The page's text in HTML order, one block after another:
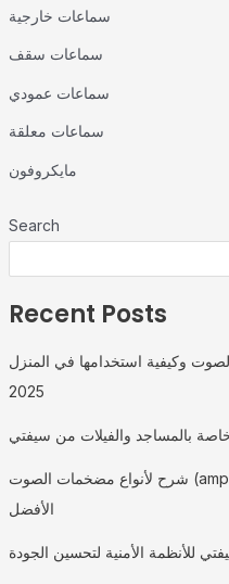
سماعات خارجية
سماعات سقف
سماعات عمودي
سماعات معلقة
مايكروفون
Search
Recent Posts
وكيفية استخدامها في المنزل
2025
بالمساجد والفيلات من سيفتي
شرح لأنواع مضخمات الصوت (amplifiers)، ووظائفها وكيفية اختيار
الأفضل
للأنظمة الأمنية لتحسين الجودة